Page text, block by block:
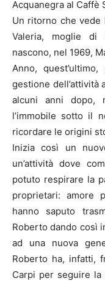
Acquanegra al Caffè
Un ritorno che vede
Valeria, moglie di
nascono, nel 1969,
Anno,
gestione dell’attività
alcuni anni dopo,
l’immobile sotto il
ricordare le origini
Inizia così un
un’attività dove
potuto respirare la
proprietari: amore
hanno saputo
Roberto dando così
ad una nuova
Roberto ha, infatti,
Carpi per seguire la